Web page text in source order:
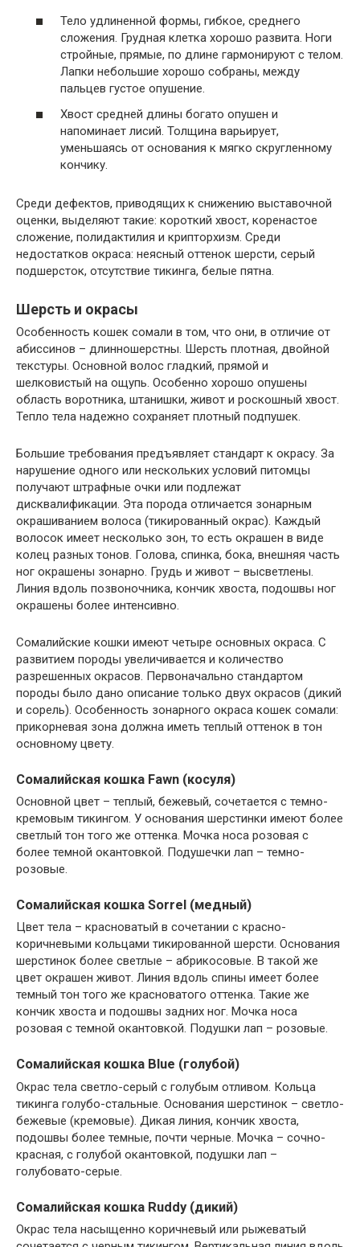
Тело удлиненной формы, гибкое, среднего
сложения. Грудная клетка хорошо развита. Ноги
стройные, прямые, по длине гармонируют с телом.
Лапки небольшие хорошо собраны, между
пальцев густое опушение.
Хвост средней длины богато опушен и
напоминает лисий. Толщина варьирует,
уменьшаясь от основания к мягко скругленному
кончику.
Среди дефектов, приводящих к снижению выставочной
оценки, выделяют такие: короткий хвост, коренастое
сложение, полидактилия и крипторхизм. Среди
недостатков окраса: неясный оттенок шерсти, серый
подшерсток, отсутствие тикинга, белые пятна.
Шерсть и окрасы
Особенность кошек сомали в том, что они, в отличие от
абиссинов – длинношерстны. Шерсть плотная, двойной
текстуры. Основной волос гладкий, прямой и
шелковистый на ощупь. Особенно хорошо опушены
область воротника, штанишки, живот и роскошный хвост.
Тепло тела надежно сохраняет плотный подпушек.
Большие требования предъявляет стандарт к окрасу. За
нарушение одного или нескольких условий питомцы
получают штрафные очки или подлежат
дисквалификации. Эта порода отличается зонарным
окрашиванием волоса (тикированный окрас). Каждый
волосок имеет несколько зон, то есть окрашен в виде
колец разных тонов. Голова, спинка, бока, внешняя часть
ног окрашены зонарно. Грудь и живот – высветлены.
Линия вдоль позвоночника, кончик хвоста, подошвы ног
окрашены более интенсивно.
Сомалийские кошки имеют четыре основных окраса. С
развитием породы увеличивается и количество
разрешенных окрасов. Первоначально стандартом
породы было дано описание только двух окрасов (дикий
и сорель). Особенность зонарного окраса кошек сомали:
прикорневая зона должна иметь теплый оттенок в тон
основному цвету.
Сомалийская кошка Fawn (косуля)
Основной цвет – теплый, бежевый, сочетается с темно-
кремовым тикингом. У основания шерстинки имеют более
светлый тон того же оттенка. Мочка носа розовая с
более темной окантовкой. Подушечки лап – темно-
розовые.
Сомалийская кошка Sorrel (медный)
Цвет тела – красноватый в сочетании с красно-
коричневыми кольцами тикированной шерсти. Основания
шерстинок более светлые – абрикосовые. В такой же
цвет окрашен живот. Линия вдоль спины имеет более
темный тон того же красноватого оттенка. Такие же
кончик хвоста и подошвы задних ног. Мочка носа
розовая с темной окантовкой. Подушки лап – розовые.
Сомалийская кошка Blue (голубой)
Окрас тела светло-серый с голубым отливом. Кольца
тикинга голубо-стальные. Основания шерстинок – светло-
бежевые (кремовые). Дикая линия, кончик хвоста,
подошвы более темные, почти черные. Мочка – сочно-
красная, с голубой окантовкой, подушки лап –
голубовато-серые.
Сомалийская кошка Ruddy (дикий)
Окрас тела насыщенно коричневый или рыжеватый